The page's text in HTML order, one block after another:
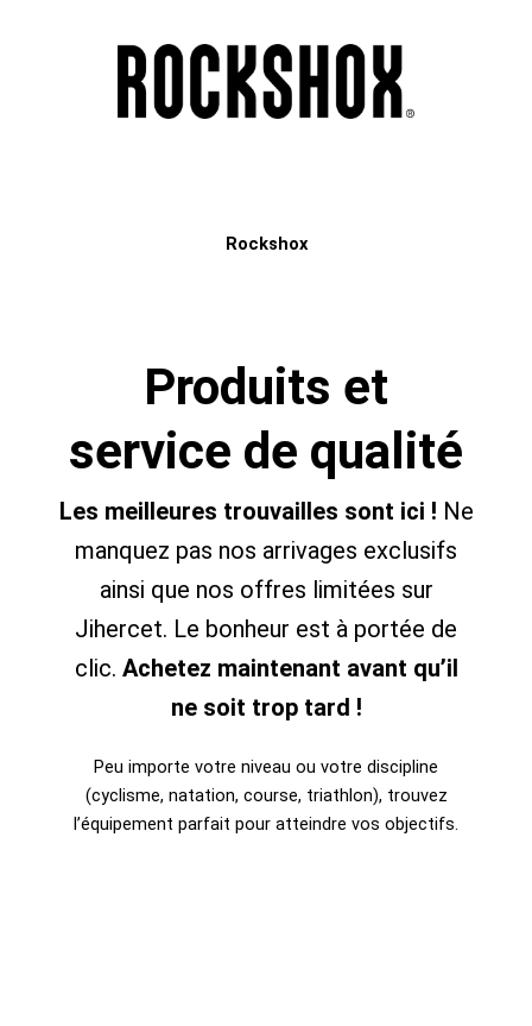
Rockshox
Produits et
service de qualité
Les meilleures trouvailles sont ici ! Ne
manquez pas nos arrivages exclusifs
ainsi que nos offres limitées sur
Jihercet. Le bonheur est à portée de
clic. Achetez maintenant avant qu’il
ne soit trop tard !
Peu importe votre niveau ou votre discipline
(cyclisme, natation, course, triathlon), trouvez
l’équipement parfait pour atteindre vos objectifs.